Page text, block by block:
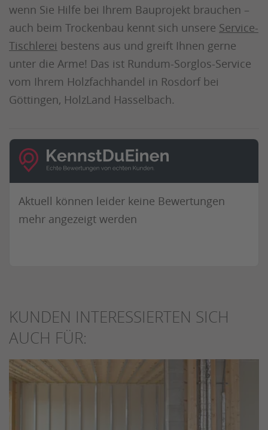
wenn Sie Hilfe bei Ihrem Bauprojekt brauchen –
auch beim Trockenbau kennt sich unsere Service-
Tischlerei bestens aus und greift Ihnen gerne
unter die Arme! Das ist Rundum-Sorglos-Service
vom Ihrem Holzfachhandel in Rosdorf bei
Göttingen, HolzLand Hasselbach.
Aktuell können leider keine Bewertungen
mehr angezeigt werden
KUNDEN INTERESSIERTEN SICH
AUCH FÜR: